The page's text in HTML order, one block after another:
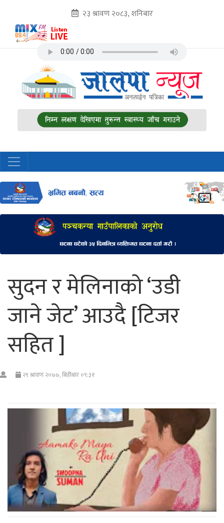
२३ श्रावण २०८३, शनिबार
सुदन र मेलिनाको ‘उडी
जाने जेट’ आउदै [टिजर
सहित ]
२९ श्रावण २०७७, बिहीबार ०९:३१